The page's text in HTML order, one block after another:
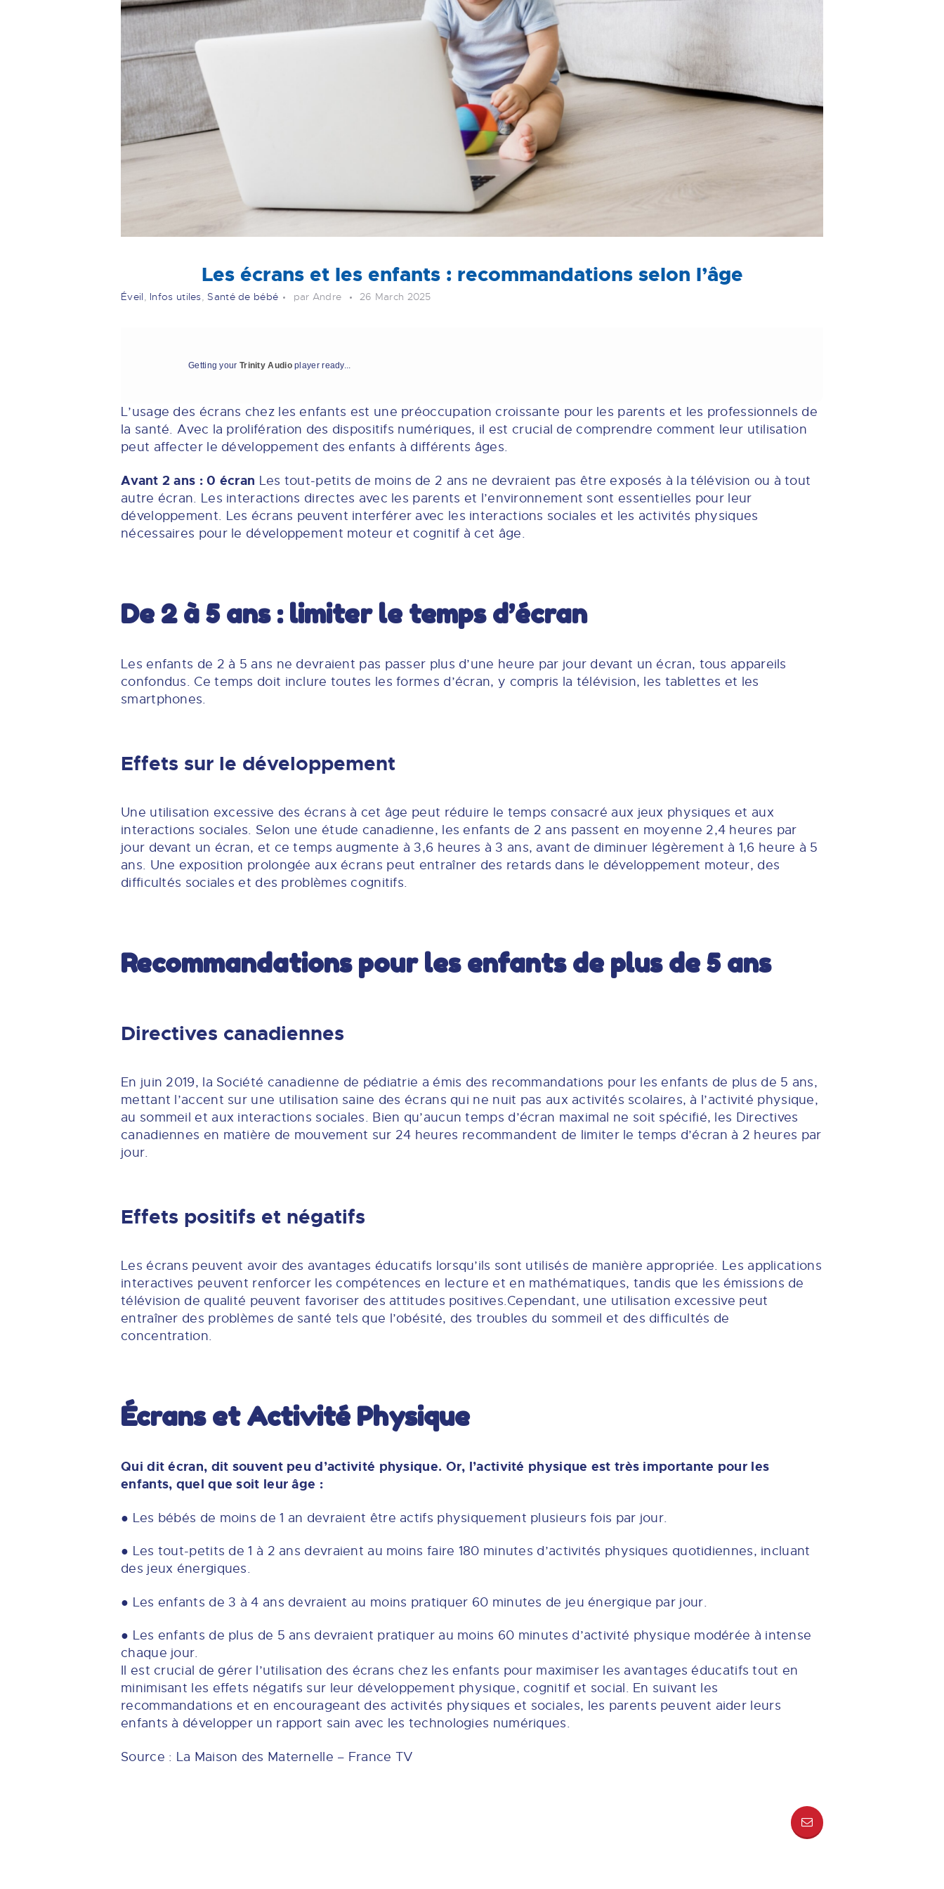
Les écrans et les enfants : recommandations selon l’âge
Éveil, Infos utiles,Santé de bébé par Andre 26 March 2025
Getting your Trinity Audioplayer ready...
L’usage des écrans chez les enfants est une préoccupation croissante pour les parents et les professionnels de
la santé. Avec la prolifération des dispositifs numériques, il est crucial de comprendre comment leur utilisation
peut affecter le développement des enfants à différents âges.
Avant 2 ans : 0 écran Les tout-petits de moins de 2 ans ne devraient pas être exposés à la télévision ou à tout
autre écran. Les interactions directes avec les parents et l’environnement sont essentielles pour leur
développement. Les écrans peuvent interférer avec les interactions sociales et les activités physiques
nécessaires pour le développement moteur et cognitif à cet âge.
De 2 à 5 ans : limiter le temps d’écran
Les enfants de 2 à 5 ans ne devraient pas passer plus d’une heure par jour devant un écran, tous appareils
confondus. Ce temps doit inclure toutes les formes d’écran, y compris la télévision, les tablettes et les
smartphones.
Effets sur le développement
Une utilisation excessive des écrans à cet âge peut réduire le temps consacré aux jeux physiques et aux
interactions sociales. Selon une étude canadienne, les enfants de 2 ans passent en moyenne 2,4 heures par
jour devant un écran, et ce temps augmente à 3,6 heures à 3 ans, avant de diminuer légèrement à 1,6 heure à 5
ans. Une exposition prolongée aux écrans peut entraîner des retards dans le développement moteur, des
difficultés sociales et des problèmes cognitifs.
Recommandations pour les enfants de plus de 5 ans
Directives canadiennes
En juin 2019, la Société canadienne de pédiatrie a émis des recommandations pour les enfants de plus de 5 ans,
mettant l’accent sur une utilisation saine des écrans qui ne nuit pas aux activités scolaires, à l’activité physique,
au sommeil et aux interactions sociales. Bien qu’aucun temps d’écran maximal ne soit spécifié, les Directives
canadiennes en matière de mouvement sur 24 heures recommandent de limiter le temps d’écran à 2 heures par
jour.
Effets positifs et négatifs
Les écrans peuvent avoir des avantages éducatifs lorsqu’ils sont utilisés de manière appropriée. Les applications
interactives peuvent renforcer les compétences en lecture et en mathématiques, tandis que les émissions de
télévision de qualité peuvent favoriser des attitudes positives.Cependant, une utilisation excessive peut
entraîner des problèmes de santé tels que l’obésité, des troubles du sommeil et des difficultés de
concentration.
Écrans et Activité Physique
Qui dit écran, dit souvent peu d’activité physique. Or, l’activité physique est très importante pour les
enfants, quel que soit leur âge :
● Les bébés de moins de 1 an devraient être actifs physiquement plusieurs fois par jour.
● Les tout-petits de 1 à 2 ans devraient au moins faire 180 minutes d’activités physiques quotidiennes, incluant
des jeux énergiques.
● Les enfants de 3 à 4 ans devraient au moins pratiquer 60 minutes de jeu énergique par jour.
● Les enfants de plus de 5 ans devraient pratiquer au moins 60 minutes d’activité physique modérée à intense
chaque jour.
Il est crucial de gérer l’utilisation des écrans chez les enfants pour maximiser les avantages éducatifs tout en
minimisant les effets négatifs sur leur développement physique, cognitif et social. En suivant les
recommandations et en encourageant des activités physiques et sociales, les parents peuvent aider leurs
enfants à développer un rapport sain avec les technologies numériques.
Source : La Maison des Maternelle – France TV